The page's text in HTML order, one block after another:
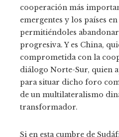
cooperación más
emergentes y los países
permitiéndoles
progresiva. Y es China,
comprometida con la
diálogo Norte-Sur, quien
para situar dicho foro
de un multilateralismo
transformador.
Si en esta cumbre de